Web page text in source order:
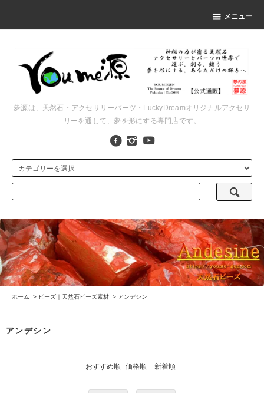
メニュー
夢源は、天然石・アクセサリーパーツ・LuckyDreamオリジナルアクセサ
リーを通して、夢を形にする専門店です。
ホーム > ビーズ｜天然石ビーズ素材 > アンデシン
アンデシン
おすすめ順 価格順 新着順